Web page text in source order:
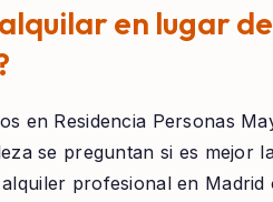
en lugar de
en Residencia Personas
se preguntan si es mejor
profesional en Madrid